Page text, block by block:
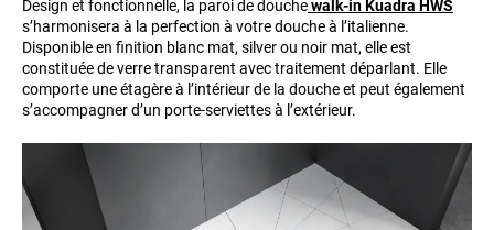
Design et fonctionnelle, la paroi de douchewalk-in Kuadra HWS
s’harmonisera à la perfection à votre douche à l’italienne.
Disponible en finition blanc mat, silver ou noir mat, elle est
constituée de verre transparent avec traitement déparlant. Elle
comporte une étagère à l’intérieur de la douche et peut également
s’accompagner d’un porte-serviettes à l’extérieur.